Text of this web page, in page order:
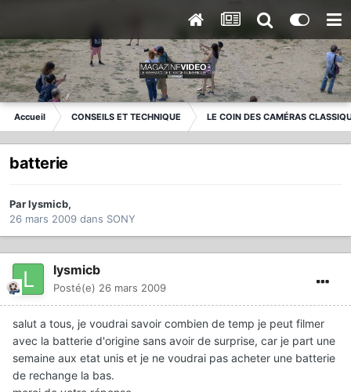
Accueil CONSEILS ET TECHNIQUE LE COIN DES CAMÉRAS
batterie
Parlysmicb,
26 mars 2009 dans SONY
lysmicb
Posté(e) 26 mars 2009
salut a tous, je voudrai savoir combien de temp je peut filmer
avec la batterie d'origine sans avoir de surprise, car je part une
semaine aux etat unis et je ne voudrai pas acheter une batterie
de rechange la bas.